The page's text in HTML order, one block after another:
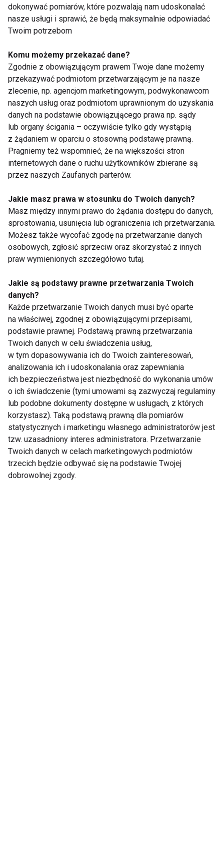
Kobieta
Badania
profilaktyczne
zamiast kwiatka?
Najlepszy prezent na
Dzień Kobiet!
CZY KOBIETY MUSZĄ
TRENOWAĆ CIĘŻEJ
OD MĘŻCZYZN?
darmowe szczepionki
dla dzieci, seniorów
ciąży przeciw grypie
ASICS NAGINO - nowa
kolekcja biegowa dla
Najlepsze buty
sportowe Reebok dla
kobiet i mężczyzn
Dbaj o siebie nie tylko
w Dzień Kobiet - dieta
wspierająca hormony
Obuwie treningowe
dla kobiet - na co
Jogging dla kobiet z
dokonywać pomiarów, które pozwalają nam udoskonalać
nasze usługi i sprawić, że będą maksymalnie odpowiadać
Twoim potrzebom
Komu możemy przekazać dane?
Zgodnie z obowiązującym prawem Twoje dane możemy
przekazywać podmiotom przetwarzającym je na nasze
zlecenie, np. agencjom marketingowym, podwykonawcom
naszych usług oraz podmiotom uprawnionym do uzyskania
danych na podstawie obowiązującego prawa np. sądy
lub organy ścigania – oczywiście tylko gdy wystąpią
z żądaniem w oparciu o stosowną podstawę prawną.
Pragniemy też wspomnieć, że na większości stron
internetowych dane o ruchu użytkowników zbierane są
przez naszych Zaufanych parterów.
Jakie masz prawa w stosunku do Twoich danych?
Masz między innymi prawo do żądania dostępu do danych,
sprostowania, usunięcia lub ograniczenia ich przetwarzania.
Możesz także wycofać zgodę na przetwarzanie danych
osobowych, zgłosić sprzeciw oraz skorzystać z innych
praw wymienionych szczegółowo tutaj.
Jakie są podstawy prawne przetwarzania Twoich
danych?
Każde przetwarzanie Twoich danych musi być oparte
na właściwej, zgodnej z obowiązującymi przepisami,
podstawie prawnej. Podstawą prawną przetwarzania
Twoich danych w celu świadczenia usług,
w tym dopasowywania ich do Twoich zainteresowań,
analizowania ich i udoskonalania oraz zapewniania
ich bezpieczeństwa jest niezbędność do wykonania umów
o ich świadczenie (tymi umowami są zazwyczaj regulaminy
lub podobne dokumenty dostępne w usługach, z których
korzystasz). Taką podstawą prawną dla pomiarów
statystycznych i marketingu własnego administratorów jest
tzw. uzasadniony interes administratora. Przetwarzanie
Twoich danych w celach marketingowych podmiotów
trzecich będzie odbywać się na podstawie Twojej
dobrowolnej zgody.